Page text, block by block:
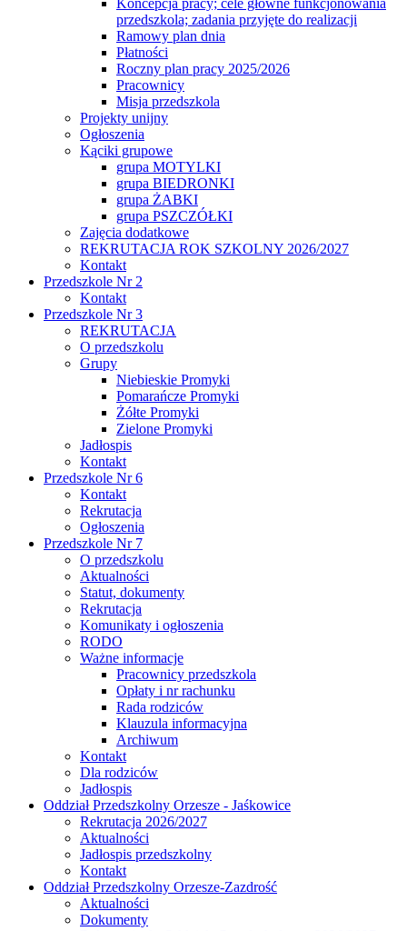
Koncepcja pracy; cele główne funkcjonowania
przedszkola; zadania przyjęte do realizacji
Ramowy plan dnia
Płatności
Roczny plan pracy 2025/2026
Pracownicy
Misja przedszkola
Projekty unijny
Ogłoszenia
Kąciki grupowe
grupa MOTYLKI
grupa BIEDRONKI
grupa ŻABKI
grupa PSZCZÓŁKI
Zajęcia dodatkowe
REKRUTACJA ROK SZKOLNY 2026/2027
Kontakt
Przedszkole Nr 2
Kontakt
Przedszkole Nr 3
REKRUTACJA
O przedszkolu
Grupy
Niebieskie Promyki
Pomarańcze Promyki
Żółte Promyki
Zielone Promyki
Jadłospis
Kontakt
Przedszkole Nr 6
Kontakt
Rekrutacja
Ogłoszenia
Przedszkole Nr 7
O przedszkolu
Aktualności
Statut, dokumenty
Rekrutacja
Komunikaty i ogłoszenia
RODO
Ważne informacje
Pracownicy przedszkola
Opłaty i nr rachunku
Rada rodziców
Klauzula informacyjna
Archiwum
Kontakt
Dla rodziców
Jadłospis
Oddział Przedszkolny Orzesze - Jaśkowice
Rekrutacja 2026/2027
Aktualności
Jadłospis przedszkolny
Kontakt
Oddział Przedszkolny Orzesze-Zazdrość
Aktualności
Dokumenty